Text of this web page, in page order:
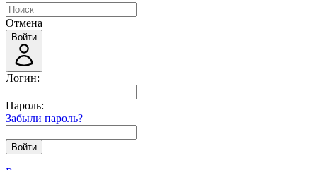
Отмена
Войти
Логин:
Пароль:
Забыли пароль?
Войти